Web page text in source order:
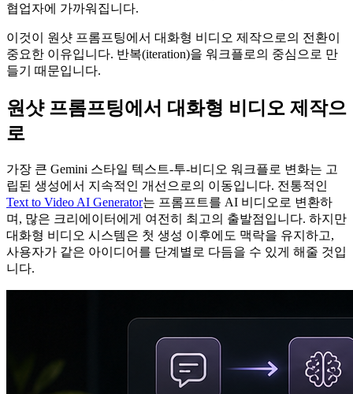
협업자에 가까워집니다.
이것이 원샷 프롬프팅에서 대화형 비디오 제작으로의 전환이
중요한 이유입니다. 반복(iteration)을 워크플로의 중심으로 만
들기 때문입니다.
원샷 프롬프팅에서 대화형 비디오 제작으
로
가장 큰 Gemini 스타일 텍스트-투-비디오 워크플로 변화는 고
립된 생성에서 지속적인 개선으로의 이동입니다. 전통적인
Text to Video AI Generator는 프롬프트를 AI 비디오로 변환하
며, 많은 크리에이터에게 여전히 최고의 출발점입니다. 하지만
대화형 비디오 시스템은 첫 생성 이후에도 맥락을 유지하고,
사용자가 같은 아이디어를 단계별로 다듬을 수 있게 해줄 것입
니다.